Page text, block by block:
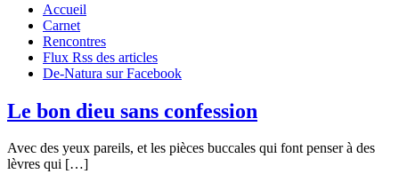
Accueil
Carnet
Rencontres
Flux Rss des articles
De-Natura sur Facebook
Le bon dieu sans confession
Avec des yeux pareils, et les pièces buccales qui font penser à des
lèvres qui […]